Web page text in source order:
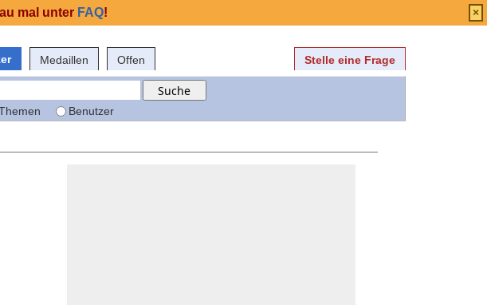
Medaillen Offen Stelle eine Frage
Benutzer
mal unter FAQ! ×